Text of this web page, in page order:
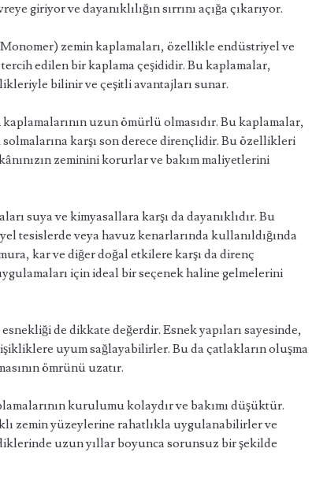
giriyor ve dayanıklılığın sırrını açığa çıkarıyor.
zemin kaplamaları, özellikle endüstriyel ve
edilen bir kaplama çeşididir. Bu kaplamalar,
bilinir ve çeşitli avantajları sunar.
uzun ömürlü olmasıdır. Bu kaplamalar,
karşı son derece dirençlidir. Bu özellikleri
zeminini korurlar ve bakım maliyetlerini
suya ve kimyasallara karşı da dayanıklıdır. Bu
tesislerde veya havuz kenarlarında kullanıldığında
kar ve diğer doğal etkilere karşı da direnç
için ideal bir seçenek haline gelmelerini
de dikkate değerdir. Esnek yapıları sayesinde,
uyum sağlayabilirler. Bu da çatlakların oluşma
ömrünü uzatır.
kurulumu kolaydır ve bakımı düşüktür.
zemin yüzeylerine rahatlıkla uygulanabilirler ve
uzun yıllar boyunca sorunsuz bir şekilde